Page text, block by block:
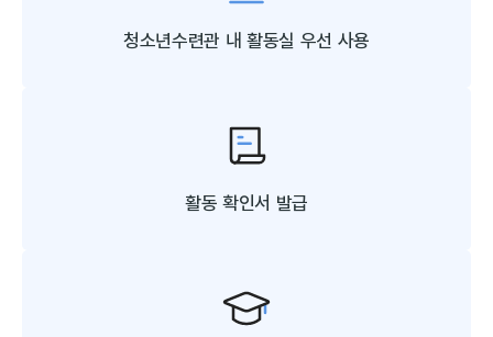
청소년수련관 내 활동실 우선 사용
활동 확인서 발급